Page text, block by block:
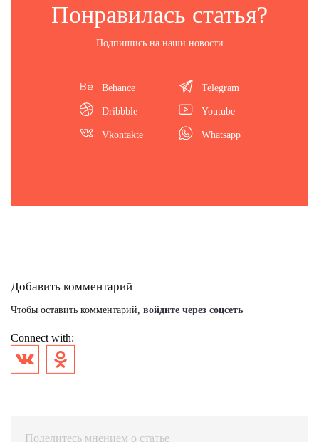
Понравилась статья?
Подпишись на наши новости
Behance
Dribbble
Vkontakte
Telegram
Youtube
Whatsapp
Добавить комментарий
Чтобы оставить комментарий, войдите через соцсеть
Connect with: